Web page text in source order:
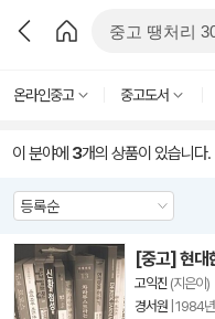
온라인중고 중고도서
이 분야에 3개의 상품이 있습니다.
[중고] 현대
고익진 (지은이)
경서원 1984